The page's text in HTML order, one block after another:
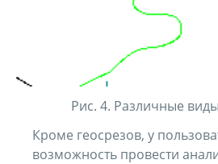
Рис. 4. Различные
Кроме геосрезов, у
возможность провести